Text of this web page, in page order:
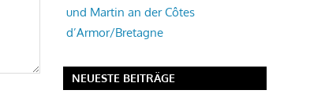
und Martin an der Côtes
d’Armor/Bretagne
NEUESTE BEITRÄGE